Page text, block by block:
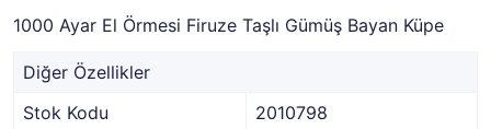
1000 Ayar El Örmesi Firuze Taşlı Gümüş Bayan Küpe
Diğer Özellikler
Stok Kodu
2010798